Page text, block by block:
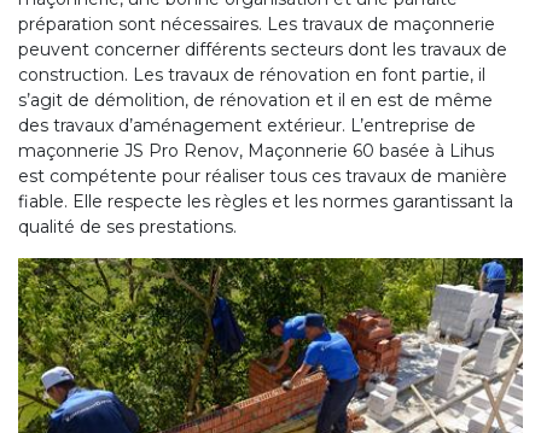
préparation sont nécessaires. Les travaux de maçonnerie
peuvent concerner différents secteurs dont les travaux de
construction. Les travaux de rénovation en font partie, il
s’agit de démolition, de rénovation et il en est de même
des travaux d’aménagement extérieur. L’entreprise de
maçonnerie JS Pro Renov, Maçonnerie 60 basée à Lihus
est compétente pour réaliser tous ces travaux de manière
fiable. Elle respecte les règles et les normes garantissant la
qualité de ses prestations.